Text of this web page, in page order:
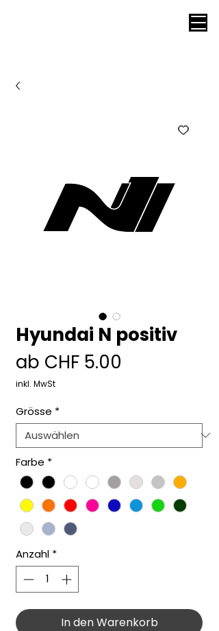
Hyundai N positiv
ab CHF 5.00
inkl. MwSt
Grösse *
Farbe *
Anzahl *
In den Warenkorb